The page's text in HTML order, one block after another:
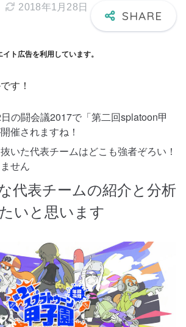
2018年1月28日
ト広告を利用しています。
す！
の闘会議2017で「第二回splatoon甲
催されますね！
いた代表チームはどこも強者ぞろい！
せん
代表チームの紹介と分析
いと思います